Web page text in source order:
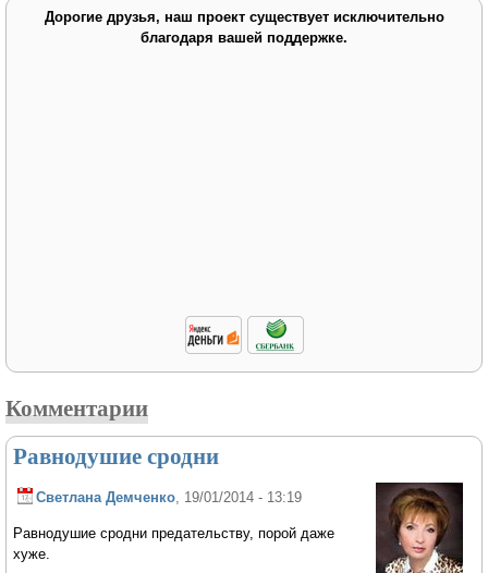
Дорогие друзья, наш проект существует исключительно
благодаря вашей поддержке.
Комментарии
Равнодушие сродни
Светлана Демченко , 19/01/2014 - 13:19
Равнодушие сродни предательству, порой даже
хуже.